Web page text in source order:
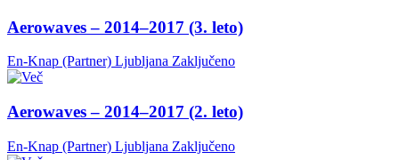
Aerowaves – 2014–2017 (3. leto)
En-Knap (Partner) Ljubljana Zaključeno
Aerowaves – 2014–2017 (2. leto)
En-Knap (Partner) Ljubljana Zaključeno